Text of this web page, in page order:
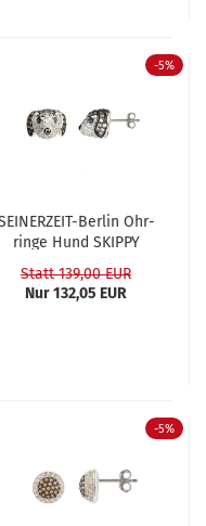
-5%
​​Ber­lin Ohr­
rin­ge Hund SKIP­PY
Statt 139,00 EUR
Nur 132,05 EUR
-5%